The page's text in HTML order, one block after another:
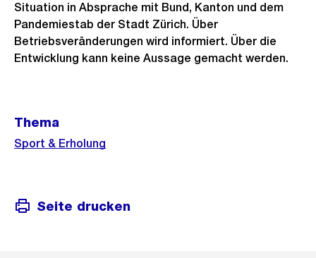
Situation in Absprache mit Bund, Kanton und dem
Pandemiestab der Stadt Zürich. Über
Betriebsveränderungen wird informiert. Über die
Entwicklung kann keine Aussage gemacht werden.
Informationen
Thema
Sport & Erholung
Seite drucken